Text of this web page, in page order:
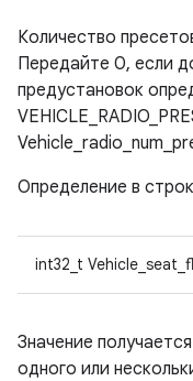
Количество
Передайте 0, если
предустановок
Определение в
int32_t
Значение
одного или